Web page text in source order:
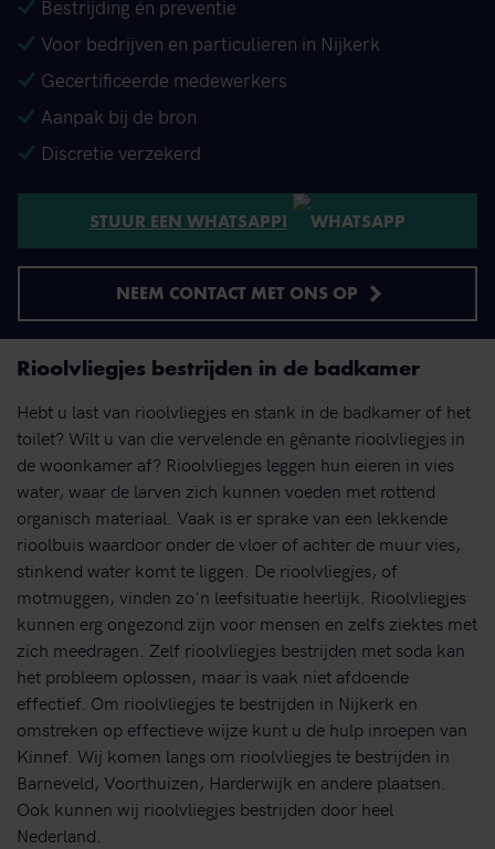
Bestrijding én preventie
Voor bedrijven en particulieren in Nijkerk
Gecertificeerde medewerkers
Aanpak bij de bron
Discretie verzekerd
STUUR EEN WHATSAPP!
NEEM CONTACT MET ONS OP
Rioolvliegjes bestrijden in de badkamer
Hebt u last van rioolvliegjes en stank in de badkamer of het
toilet? Wilt u van die vervelende en gênante rioolvliegjes in
de woonkamer af? Rioolvliegjes leggen hun eieren in vies
water, waar de larven zich kunnen voeden met rottend
organisch materiaal. Vaak is er sprake van een lekkende
rioolbuis waardoor onder de vloer of achter de muur vies,
stinkend water komt te liggen. De rioolvliegjes, of
motmuggen, vinden zo'n leefsituatie heerlijk. Rioolvliegjes
kunnen erg ongezond zijn voor mensen en zelfs ziektes met
zich meedragen. Zelf rioolvliegjes bestrijden met soda kan
het probleem oplossen, maar is vaak niet afdoende
effectief. Om rioolvliegjes te bestrijden in Nijkerk en
omstreken op effectieve wijze kunt u de hulp inroepen van
Kinnef. Wij komen langs om rioolvliegjes te bestrijden in
Barneveld, Voorthuizen, Harderwijk en andere plaatsen.
Ook kunnen wij rioolvliegjes bestrijden door heel
Nederland.